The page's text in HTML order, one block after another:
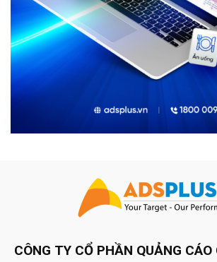
CÔNG TY CỔ PHẦN QUẢNG CÁO